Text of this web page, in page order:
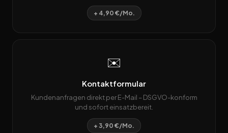
+ 4,90 €/Mo.
✉️
Kontaktformular
Kundenanfragen direkt per E-Mail – DSGVO-konform
und sofort einsatzbereit.
+ 3,90 €/Mo.